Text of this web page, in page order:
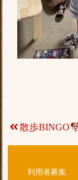
散歩BINGO
利用者募集